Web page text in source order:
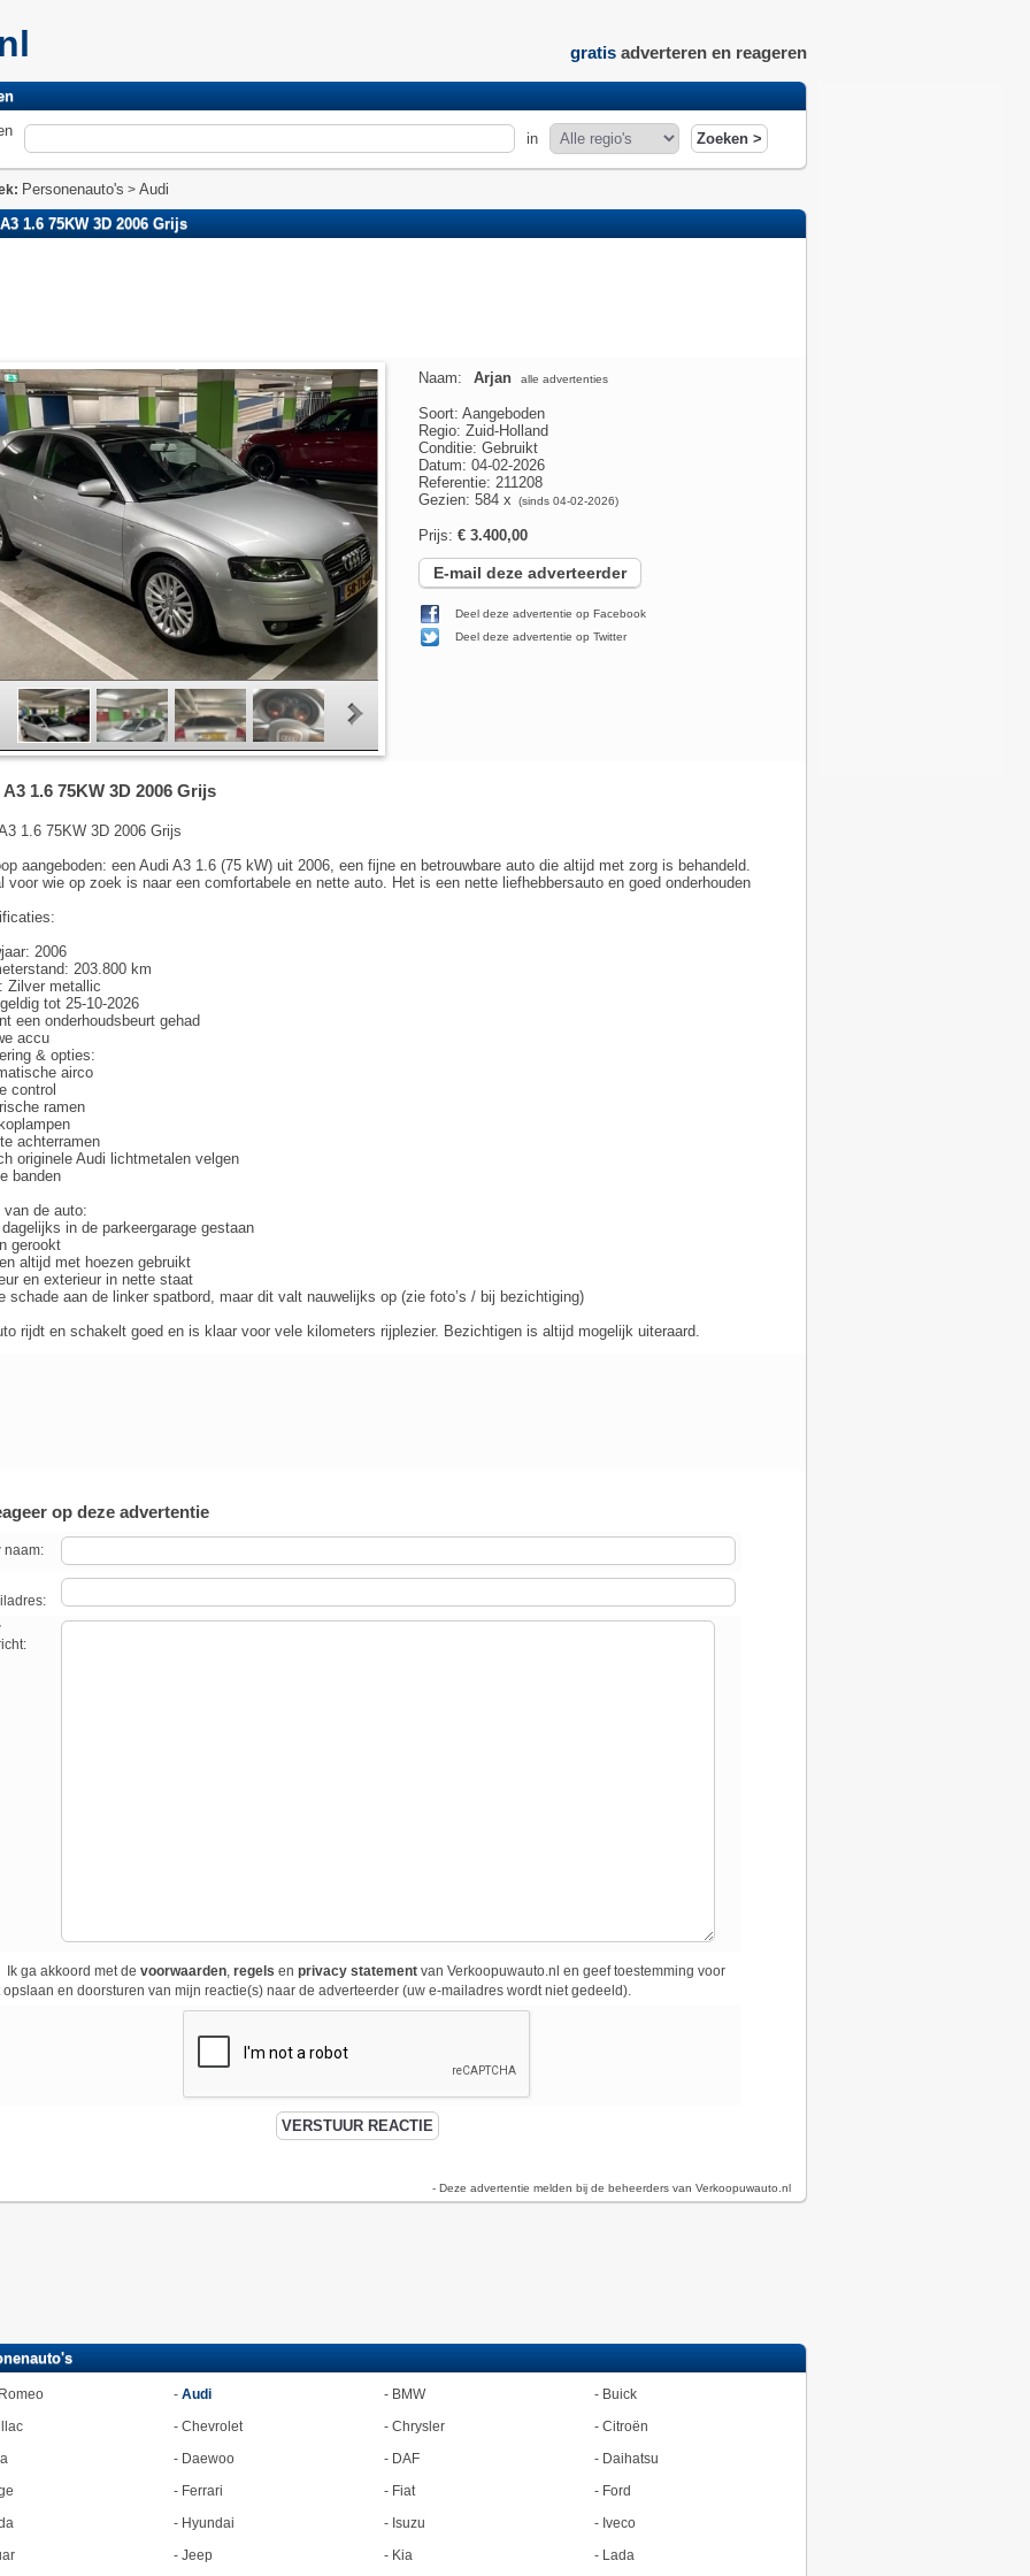
gratisadverteren en reageren
in
Personenauto's > Audi
1.6 75KW 3D 2006 Grijs
Naam: Arjan alle advertenties
Soort: Aangeboden
Regio: Zuid-Holland
Conditie: Gebruikt
Datum: 04-02-2026
Referentie: 211208
Gezien: 584 x
(sinds 04-02-2026)
Prijs: € 3.400,00
E-mail deze adverteerder
Deel deze advertentie op Facebook
Deel deze advertentie op Twitter
1.6 75KW 3D 2006 Grijs
1.6 75KW 3D 2006 Grijs
aangeboden: een Audi A3 1.6 (75 kW) uit 2006, een fijne en betrouwbare auto die altijd met zorg is behandeld.
voor wie op zoek is naar een comfortabele en nette auto. Het is een nette liefhebbersauto en goed onderhouden
2006
203.800 km
Zilver metallic
tot 25-10-2026
een onderhoudsbeurt gehad
accu
& opties:
airco
control
ramen
koplampen
achterramen
originele Audi lichtmetalen velgen
banden
van de auto:
in de parkeergarage gestaan
gerookt
altijd met hoezen gebruikt
en exterieur in nette staat
schade aan de linker spatbord, maar dit valt nauwelijks op (zie foto’s / bij bezichtiging)
rijdt en schakelt goed en is klaar voor vele kilometers rijplezier. Bezichtigen is altijd mogelijk uiteraard.
op deze advertentie
naam:
Ik ga akkoord met de voorwaarden, regels en privacy statementvan Verkoopuwauto.nl en geef toestemming voor
opslaan en doorsturen van mijn reactie(s) naar de adverteerder (uw e-mailadres wordt niet gedeeld).
- Deze advertentie melden bij de beheerders van Verkoopuwauto.nl
- Audi - BMW - Buick
- Chevrolet - Chrysler - Citroën
- Daewoo - DAF - Daihatsu
- Ferrari - Fiat - Ford
- Hyundai - Isuzu - Iveco
- Jeep - Kia - Lada